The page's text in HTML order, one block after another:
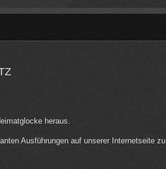
heraus.
Ausführungen auf unserer Internetseite zu